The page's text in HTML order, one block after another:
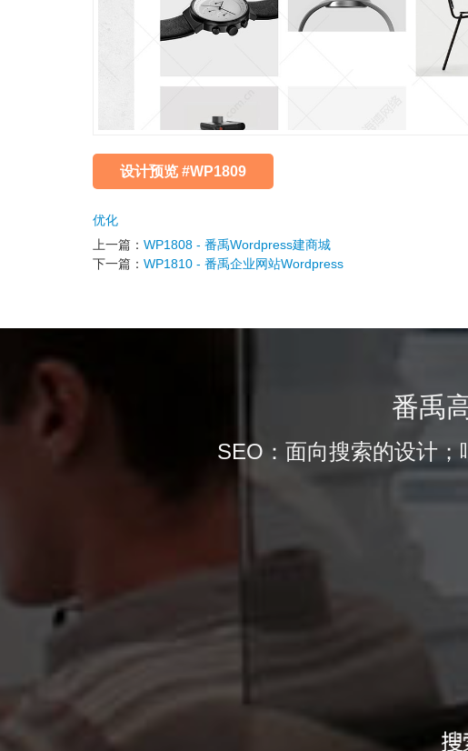
设计预览 #WP1809
优化
上一篇： WP1808 - 番禹Wordpress建商城
下一篇： WP1810 - 番禹企业网站Wordpress
番禹
SEO：面向搜索的设计；